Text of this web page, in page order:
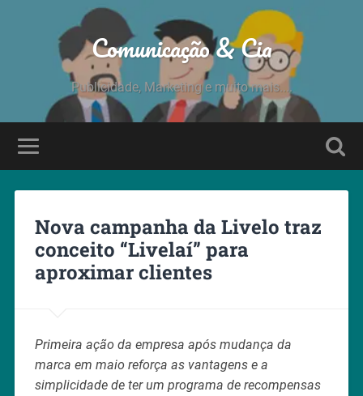
Comunicação & Cia
Publicidade, Marketing e muito mais....
Nova campanha da Livelo traz
conceito “Livelaí” para
aproximar clientes
Primeira ação da empresa após mudança da
marca em maio reforça as vantagens e a
simplicidade de ter um programa de recompensas